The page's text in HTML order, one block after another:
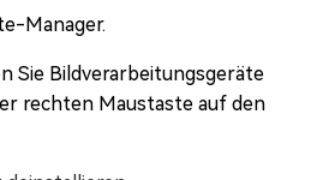
Manager.
Sie Bildverarbeitungsgeräte
rechten Maustaste auf den